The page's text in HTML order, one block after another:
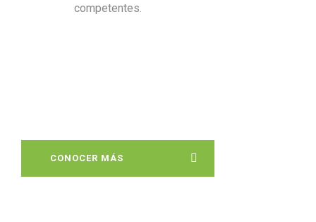
competentes.
CONOCER MÁS